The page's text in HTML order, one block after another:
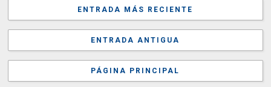
ENTRADA MÁS RECIENTE
ENTRADA ANTIGUA
PÁGINA PRINCIPAL